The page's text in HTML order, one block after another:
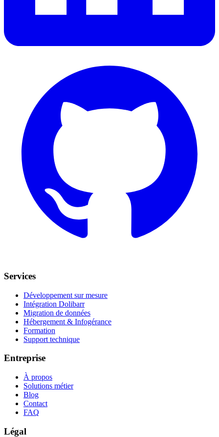
Services
Développement sur mesure
Intégration Dolibarr
Migration de données
Hébergement & Infogérance
Formation
Support technique
Entreprise
À propos
Solutions métier
Blog
Contact
FAQ
Légal